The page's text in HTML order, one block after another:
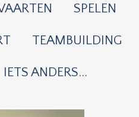
SPELEN
TEAMBUILDING
IETS ANDERS...